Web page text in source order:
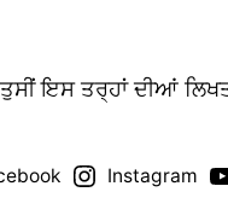
ਤੁਸੀਂ ਇਸ ਤਰ੍ਹਾਂ ਦੀਆਂ
Instagram